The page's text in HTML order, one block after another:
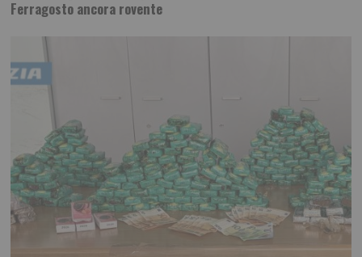
Ferragosto ancora rovente